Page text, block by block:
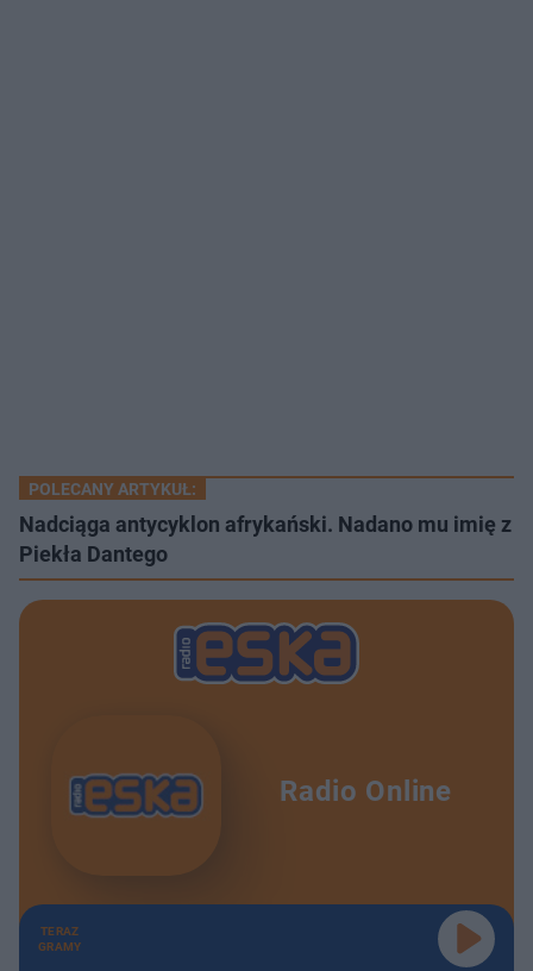
POLECANY ARTYKUŁ:
Nadciąga antycyklon afrykański. Nadano mu imię z
Piekła Dantego
Radio Online
TERAZ
GRAMY